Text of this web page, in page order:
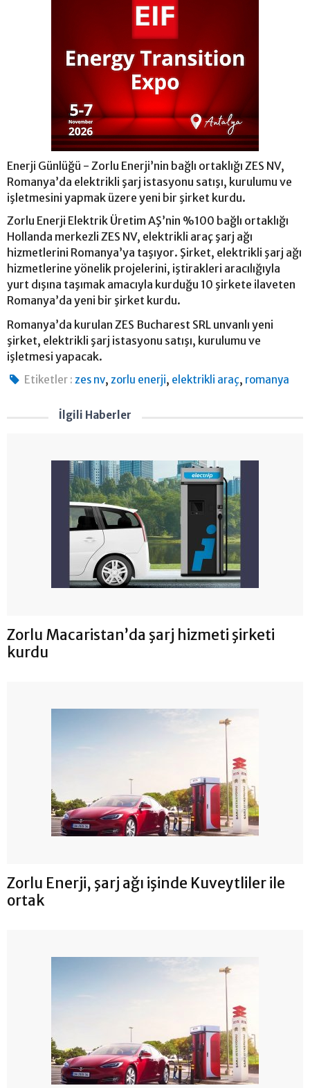
Enerji Günlüğü - Zorlu Enerji’nin bağlı ortaklığı ZES NV,
Romanya’da elektrikli şarj istasyonu satışı, kurulumu ve
işletmesini yapmak üzere yeni bir şirket kurdu.
Zorlu Enerji Elektrik Üretim AŞ’nin %100 bağlı ortaklığı
Hollanda merkezli ZES NV, elektrikli araç şarj ağı
hizmetlerini Romanya’ya taşıyor. Şirket, elektrikli şarj ağı
hizmetlerine yönelik projelerini, iştirakleri aracılığıyla
yurt dışına taşımak amacıyla kurduğu 10 şirkete ilaveten
Romanya’da yeni bir şirket kurdu.
Romanya’da kurulan ZES Bucharest SRL unvanlı yeni
şirket, elektrikli şarj istasyonu satışı, kurulumu ve
işletmesi yapacak.
Etiketler : zes nv, zorlu enerji, elektrikli araç, romanya
İlgili Haberler
Zorlu Macaristan’da şarj hizmeti şirketi
kurdu
Zorlu Enerji, şarj ağı işinde Kuveytliler ile
ortak